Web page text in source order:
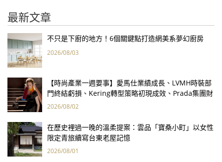
最新文章
不只是下廚的地方！6個關鍵點打造網美系夢幻廚房
2026/08/03
【時尚產業一週要事】愛馬仕業績成長、LVMH時裝部
門終結虧損、Kering轉型策略初現成效、Prada集團財
報亮眼
2026/08/02
在歷史裡過一晚的溫柔提案：雲品「寶桑小町」以女性
限定青旅續寫台東老屋記憶
2026/08/01